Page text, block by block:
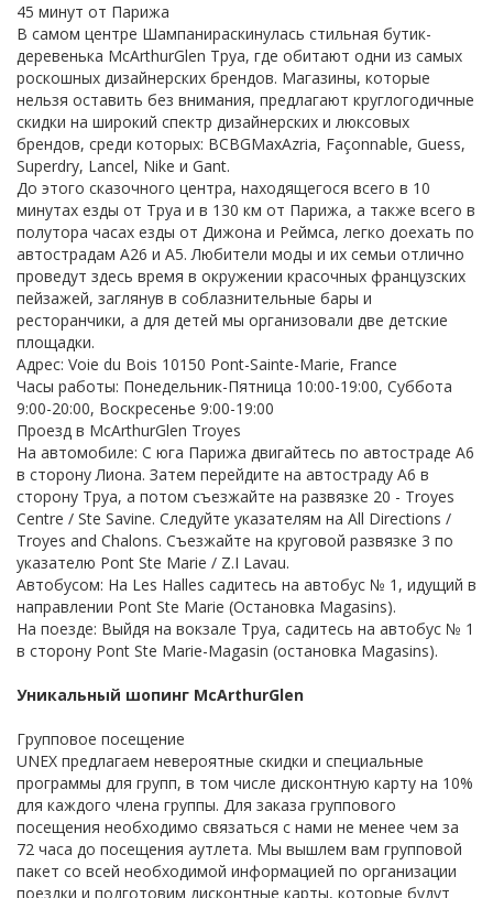
45 минут от Парижа
В самом центре Шампанираскинулась стильная бутик-
деревенька McArthurGlen Труа, где обитают одни из самых
роскошных дизайнерских брендов. Магазины, которые
нельзя оставить без внимания, предлагают круглогодичные
скидки на широкий спектр дизайнерских и люксовых
брендов, среди которых: BCBGMaxAzria, Façonnable, Guess,
Superdry, Lancel, Nike и Gant.
До этого сказочного центра, находящегося всего в 10
минутах езды от Труа и в 130 км от Парижа, а также всего в
полутора часах езды от Дижона и Реймса, легко доехать по
автострадам А26 и А5. Любители моды и их семьи отлично
проведут здесь время в окружении красочных французских
пейзажей, заглянув в соблазнительные бары и
ресторанчики, а для детей мы организовали две детские
площадки.
Адрес: Voie du Bois 10150 Pont-Sainte-Marie, France
Часы работы: Понедельник-Пятница 10:00-19:00, Суббота
9:00-20:00, Воскресенье 9:00-19:00
Проезд в McArthurGlen Troyes
На автомобиле: С юга Парижа двигайтесь по автостраде А6
в сторону Лиона. Затем перейдите на автостраду А6 в
сторону Труа, а потом съезжайте на развязке 20 - Troyes
Centre / Ste Savine. Cледуйте указателям на All Directions /
Troyes and Chalons. Съезжайте на круговой развязке 3 по
указателю Pont Ste Marie / Z.I Lavau.
Автобусом: На Les Halles садитесь на автобус № 1, идущий в
направлении Pont Ste Marie (Остановка Magasins).
На поезде: Выйдя на вокзале Труа, садитесь на автобус № 1
в сторону Pont Ste Marie-Magasin (остановка Magasins).
Уникальный шопинг McArthurGlen
Групповое посещение
UNEX предлагаем невероятные скидки и специальные
программы для групп, в том числе дисконтную карту на 10%
для каждого члена группы. Для заказа группового
посещения необходимо связаться с нами не менее чем за
72 часа до посещения аутлета. Мы вышлем вам групповой
пакет со всей необходимой информацией по организации
поездки и подготовим дисконтные карты, которые будут